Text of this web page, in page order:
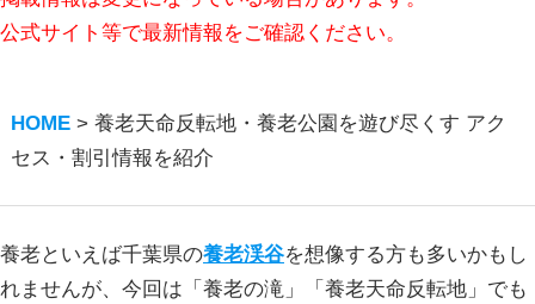
公式サイト等で最新情報をご確認ください。
HOME> 養老天命反転地・養老公園を遊び尽くす アク
セス・割引情報を紹介
養老といえば千葉県の養老渓谷を想像する方も多いかもし
れませんが、今回は「養老の滝」「養老天命反転地」でも